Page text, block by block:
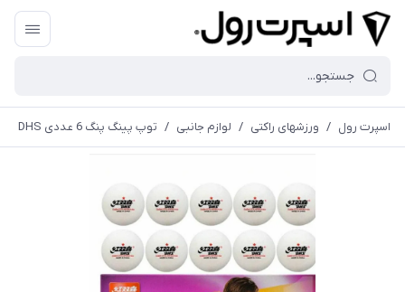
اسپرت رول / ورزشهای راکتی / لوازم جانبی / توپ پینگ پنگ 6 عددی DHS